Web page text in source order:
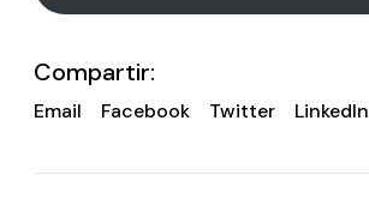
Compartir:
Email Facebook Twitter LinkedIn